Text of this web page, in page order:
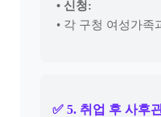
• 신청:
• 각 구청 여성가족
✅ 5. 취업 후 사후